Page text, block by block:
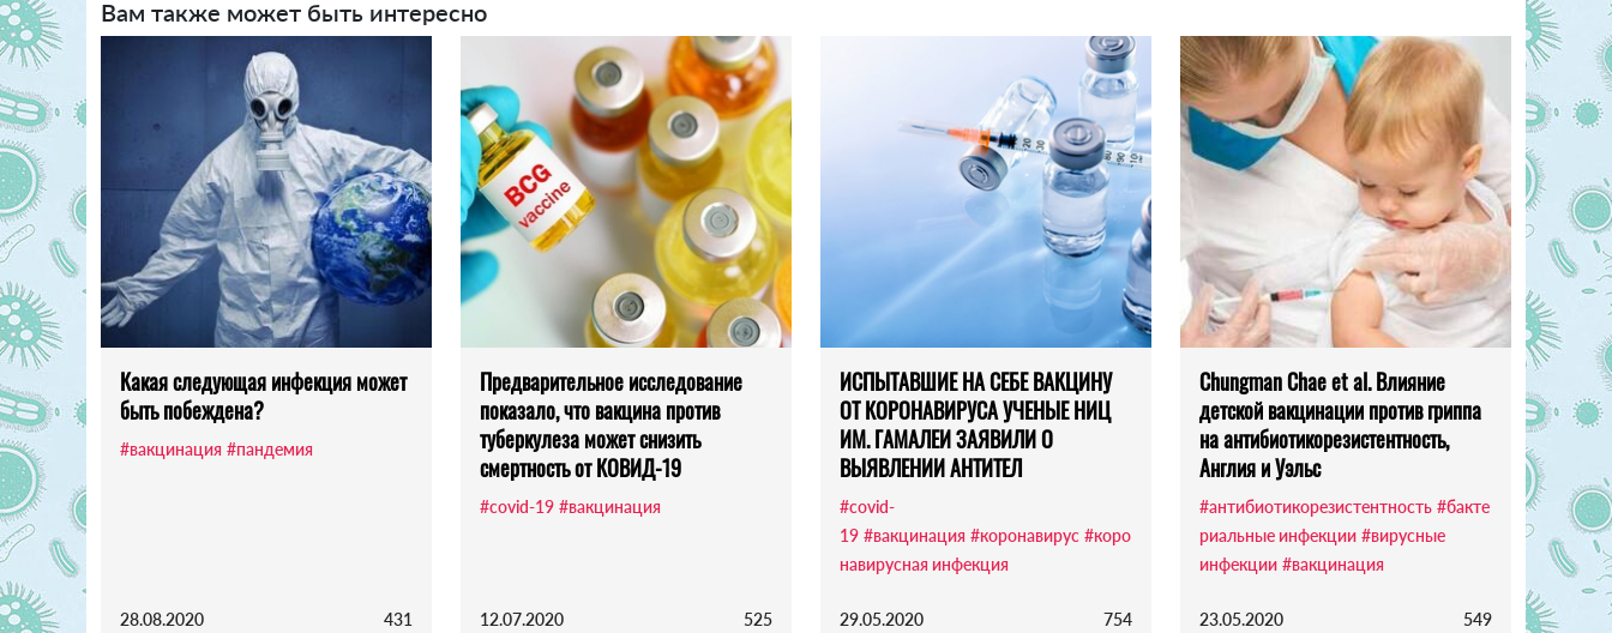
Вам также может быть интересно
Какая следующая инфекция может
быть побеждена?
#вакцинация #пандемия
28.08.2020 431
Предварительное исследование
показало, что вакцина против
туберкулеза может снизить
смертность от КОВИД-19
#covid-19 #вакцинация
12.07.2020 525
ИСПЫТАВШИЕ НА СЕБЕ ВАКЦИНУ
ОТ КОРОНАВИРУСА УЧЕНЫЕ НИЦ
ИМ. ГАМАЛЕИ ЗАЯВИЛИ О
ВЫЯВЛЕНИИ АНТИТЕЛ
#covid-
19 #вакцинация #коронавирус #коро
навирусная инфекция
29.05.2020 754
Chungman Chae et al. Влияние
детской вакцинации против гриппа
на антибиотикорезистентность,
Англия и Уэльс
#антибиотикорезистентность #бакте
риальные инфекции #вирусные
инфекции #вакцинация
23.05.2020 549